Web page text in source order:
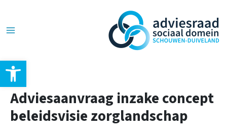
Toolbar openen
de
inhoud
Menu
Adviesaanvraag inzake concept
beleidsvisie zorglandschap